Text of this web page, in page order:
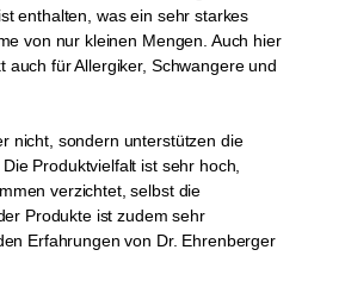
enthalten, was ein sehr starkes
von nur kleinen Mengen. Auch hier
für Allergiker, Schwangere und
nicht, sondern unterstützen die
Produktvielfalt ist sehr hoch,
verzichtet, selbst die
Produkte ist zudem sehr
Erfahrungen von Dr. Ehrenberger